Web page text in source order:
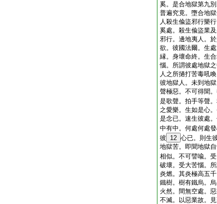
奚。是合地獄第九
普遍究竟。墮合地
人殺生偸盜邪行樂
奚處。殺生偸盜業
邪行。邊地夷人。
欲。彼國法爾。生
縁。身壞命終。生
惱。所謂彼處地獄
人之所撾打苦毒吼
彼地獄人。未到地
聲極惡。不可得聞
是歌聲。拍手等聲
之愛樂。生如是心
是念已。速生彼處
中有中。何處何處
彼
12 心已。則生
地獄苦。即聞地獄
相似。不可譬喩。
破壞。受大苦惱。
炎燃。其炎極高五
鐵樹。樹有鐵烏。
火然。間無空處。
不滅。以惡業故。